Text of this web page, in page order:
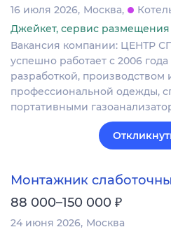
16 июля 2026 Москва
Джейкет, сервис
Вакансия компании: ЦЕНТР
успешно работает с 2006
разработкой, производством
профессиональной одежды,
портативными
Монтажник
88 000–150 000 ₽
24 июня 2026 Москва